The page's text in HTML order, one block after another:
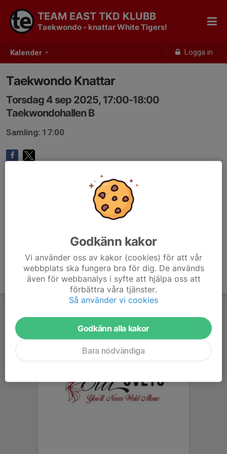
Kalender Logga in
TEAM EAST TKD KLUBB
Taekwondo - knattar White Tigers!
Taekwondo Knattar
Torsdag 4 sep 2025, 17:00-18:00
Taekwondohallen B
Samling: 17:00
Godkänn kakor
Vi använder oss av kakor (cookies) för att vår
webbplats ska fungera bra för dig. De används
även för webbanalys i syfte att hjälpa oss att
förbättra våra tjänster.
Så använder vi cookies
Godkänn alla kakor
Bara nödvändiga